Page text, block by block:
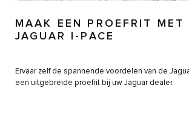
MAAK EEN PROEFRIT MET
JAGUAR I-PACE
Ervaar zelf de spannende voordelen van de
een uitgebreide proefrit bij uw Jaguar dealer.